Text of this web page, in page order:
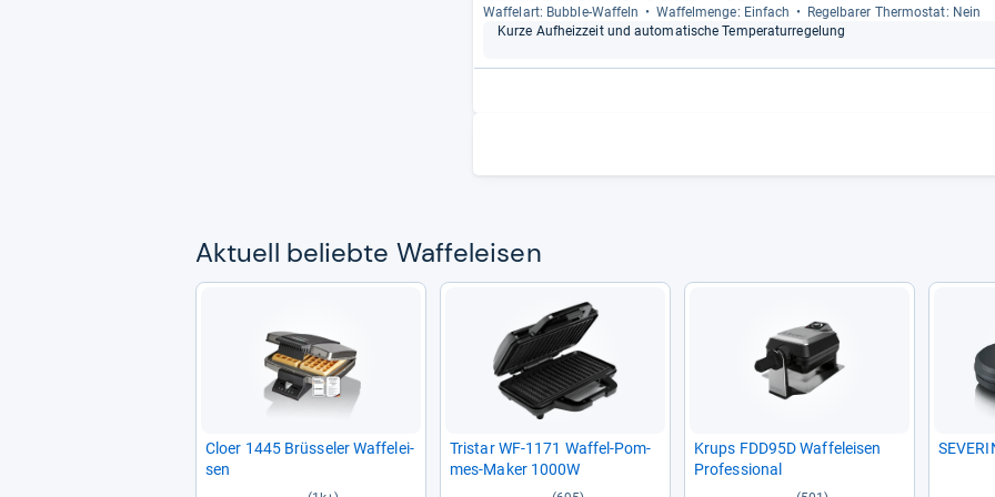
Waf­fel­art: Bub­ble-​Waf­feln Waf­fel­menge: Ein­fach
Regel­ba­rer Ther­mo­stat: Nein
Kurze Auf­heiz­zeit und auto­ma­ti­sche Tem­pe­ra­tur­re­ge­lung
Aktu­ell beliebte Waf­felei­sen
Cloer 1445 Brüs­se­ler Waf­felei­
sen
Tri­star WF-​1171 Waf­fel-​Pom­
mes-​Maker 1000W
Krups FDD95D Waf­felei­sen
Pro­fes­sio­nal